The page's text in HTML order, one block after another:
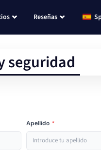
Reseñas
seguridad
Apellido *